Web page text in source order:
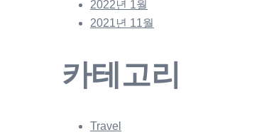
2022년 1월
2021년 11월
카테고리
Travel